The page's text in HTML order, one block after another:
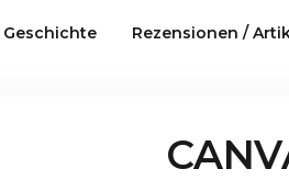
Geschichte Rezensionen /